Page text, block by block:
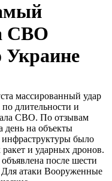
СВО
Украине
массированный удар
длительности и
СВО. По отзывам
день на объекты
инфраструктуры было
и ударных дронов.
после шести
Для атаки Вооруженные